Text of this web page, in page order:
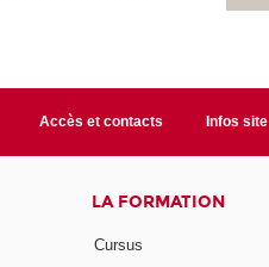
Accès et contacts Infos site
LA FORMATION
Cursus